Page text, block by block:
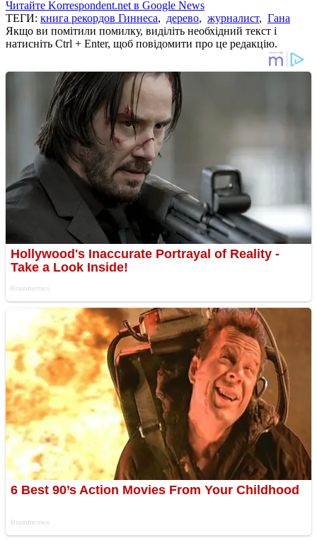
Читайте Korrespondent.net в Google News
ТЕГИ: книга рекордов Гиннеса, дерево, журналист, Гана
Якщо ви помітили помилку, виділіть необхідний текст і
натисніть Ctrl + Enter, щоб повідомити про це редакцію.